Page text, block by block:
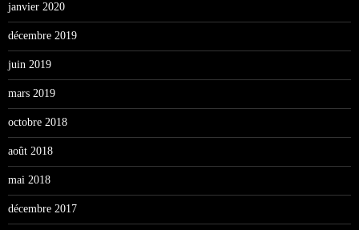
janvier 2020
décembre 2019
juin 2019
mars 2019
octobre 2018
août 2018
mai 2018
décembre 2017